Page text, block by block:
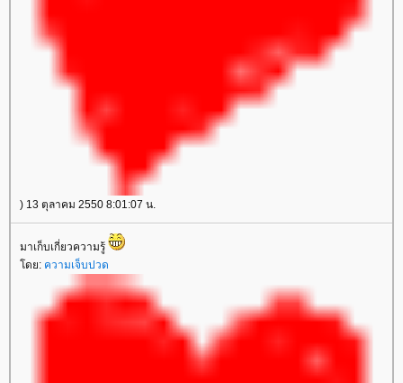
) 13 ตุลาคม 2550 8:01:07 น.
มาเก็บเกี่ยวความรู้
ดย: ความเจ็บปวด